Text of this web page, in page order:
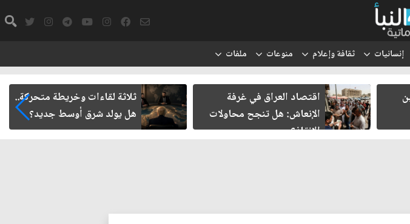
إنسانيات ثقافة وإعلام منوعات ملفات
ثلاثة لقاءات وخريطة متحركة..
هل يولد شرق أوسط جديد؟
حتمية حصر السلاح المنفلت بيد
الدولة العراقية